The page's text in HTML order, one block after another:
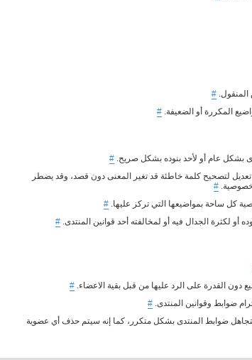
المنقول. #
المكررة أو الضعيفة. #
بشكل عام أو لأحد بنوده بشكل صريح. #
لتصحيح كلمة خاطئة قد تغير المعنى دون قصد، وقد يضطر
#
كل ساحة بمواضيعها التي تركز عليها. #
لكثرة الجدال فيه أو لمخالفته أحد قوانين المنتدى. #
دون القدرة على الرد عليها من قبل بقية الاعضاء. #
ضوابط وقوانين المنتدى. #
ضوابط المنتدى بشكل متكرر، كما إنه سيتم حذف أي عضوية